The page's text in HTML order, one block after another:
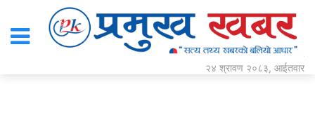
२४ श्रावण २०८३, आईतवार